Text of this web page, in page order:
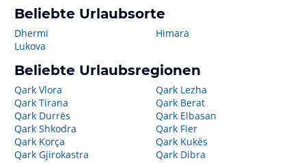
Beliebte Urlaubsorte
Dhermi
Lukova
Himara
Beliebte Urlaubsregionen
Qark Vlora
Qark Tirana
Qark Durrës
Qark Shkodra
Qark Korça
Qark Gjirokastra
Qark Lezha
Qark Berat
Qark Elbasan
Qark Fier
Qark Kukës
Qark Dibra